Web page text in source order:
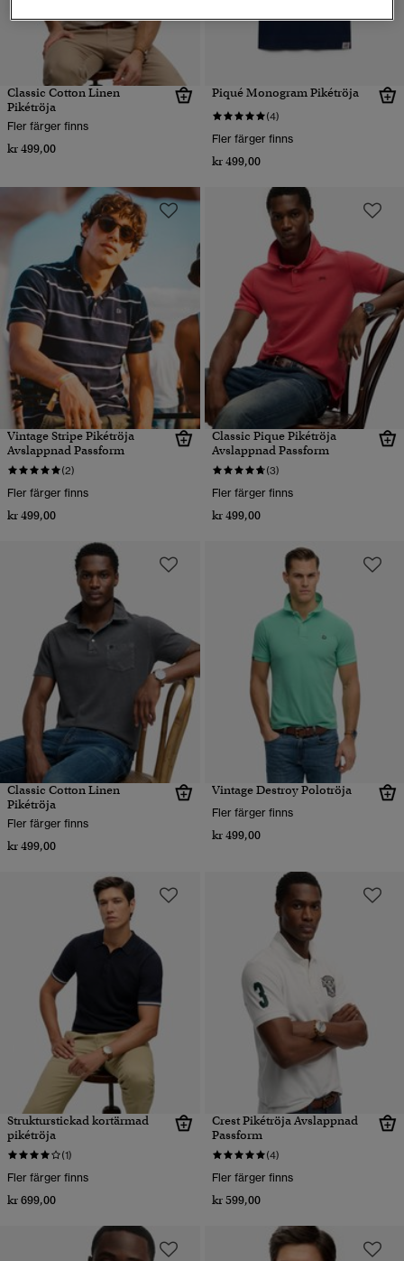
Classic Cotton Linen
Pikétröja
Fler färger finns
kr 499,00
Piqué Monogram Pikétröja
(4)
Fler färger finns
kr 499,00
Vintage Stripe Pikétröja
Avslappnad Passform
(2)
Fler färger finns
kr 499,00
Classic Pique Pikétröja
Avslappnad Passform
(3)
Fler färger finns
kr 499,00
Classic Cotton Linen
Pikétröja
Fler färger finns
kr 499,00
Vintage Destroy Polotröja
Fler färger finns
kr 499,00
Strukturstickad kortärmad
pikétröja
(1)
Fler färger finns
kr 699,00
Crest Pikétröja Avslappnad
Passform
(4)
Fler färger finns
kr 599,00